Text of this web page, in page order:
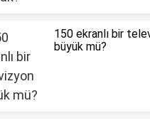
150 ekranlı bir
büyük mü?